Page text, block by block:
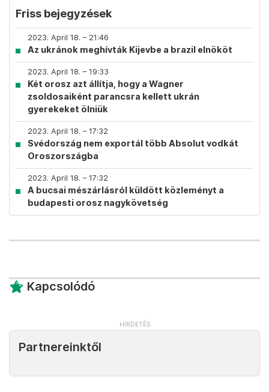
Friss bejegyzések
2023. April 18. – 21:46
Az ukránok meghívták Kijevbe a brazil elnököt
2023. April 18. – 19:33
Két orosz azt állítja, hogy a Wagner
zsoldosaiként parancsra kellett ukrán
gyerekeket ölniük
2023. April 18. – 17:32
Svédország nem exportál több Absolut vodkát
Oroszországba
2023. April 18. – 17:32
A bucsai mészárlásról küldött közleményt a
budapesti orosz nagykövetség
Kapcsolódó
Partnereinktől